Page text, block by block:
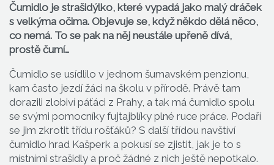
Čumidlo je strašidýlko, které vypadá jako malý dráček
s velkýma očima. Objevuje se, když někdo dělá něco,
co nemá. To se pak na něj neustále upřeně dívá,
prostě čumí…
Čumidlo se usídlilo v jednom šumavském penzionu,
kam často jezdí žáci na školu v přírodě. Právě tam
dorazili zlobiví páťáci z Prahy, a tak má čumidlo spolu
se svými pomocníky fujtajblíky plné ruce práce. Podaří
se jim zkrotit třídu rošťáků? S další třídou navštíví
čumidlo hrad Kašperk a pokusí se zjistit, jak je to s
místními strašidly a proč žádné z nich ještě nepotkalo.